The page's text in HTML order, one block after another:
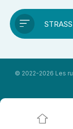
© 2022-2026 Les